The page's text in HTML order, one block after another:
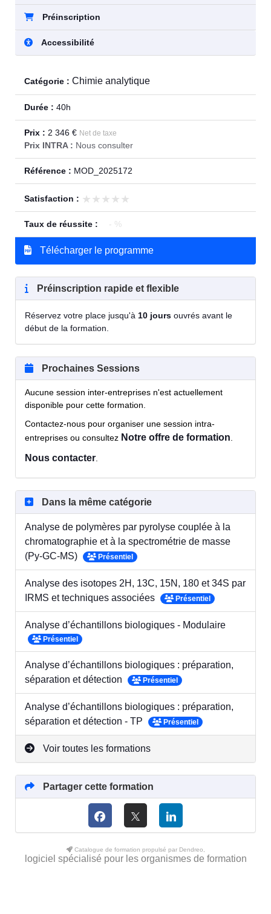
Préinscription
Accessibilité
Catégorie : Chimie analytique
Durée : 40h
Prix : 2 346 € Net de taxe
Prix INTRA : Nous consulter
Référence : MOD_2025172
Satisfaction : ★★★★★
★★★★★
Taux de réussite : - %
Télécharger le programme
Préinscription rapide et flexible
Réservez votre place jusqu'à 10 jours ouvrés avant le
début de la formation.
Prochaines Sessions
Aucune session inter-entreprises n'est actuellement
disponible pour cette formation.
Contactez-nous pour organiser une session intra-
entreprises ou consultez Notre offre de formation
Nous contacter
Dans la même catégorie
Analyse de polymères par pyrolyse couplée à la
chromatographie et à la spectrométrie de masse
(Py-GC-MS)
Présentiel
Analyse des isotopes 2H, 13C, 15N, 180 et 34S par
IRMS et techniques associées
Présentiel
Analyse d’échantillons biologiques - Modulaire
Présentiel
Analyse d’échantillons biologiques : préparation,
séparation et détection
Présentiel
Analyse d’échantillons biologiques : préparation,
séparation et détection - TP
Présentiel
Voir toutes les formations
Partager cette formation
Catalogue de formation propulsé par Dendreo,
logiciel spécialisé pour les organismes de formation